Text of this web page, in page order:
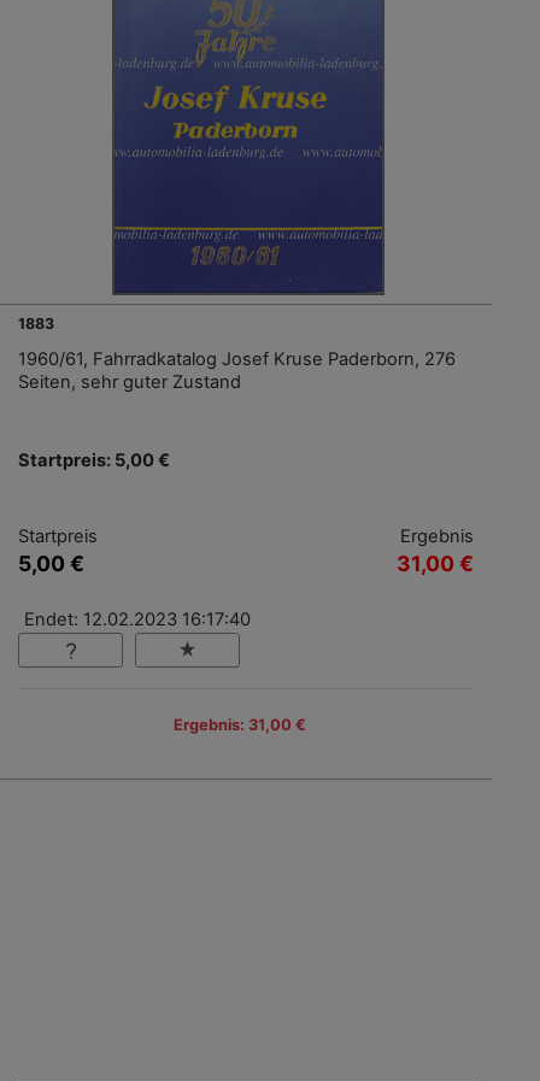
1883
1960/61, Fahrradkatalog Josef Kruse Paderborn, 276
Seiten, sehr guter Zustand
Startpreis: 5,00 €
Startpreis
5,00 €
Ergebnis
31,00 €
Endet: 12.02.2023 16:17:40
Ergebnis: 31,00 €